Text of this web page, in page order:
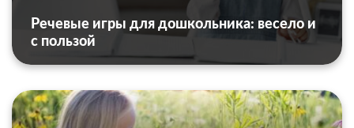
Речевые игры для дошкольника: весело и
с пользой